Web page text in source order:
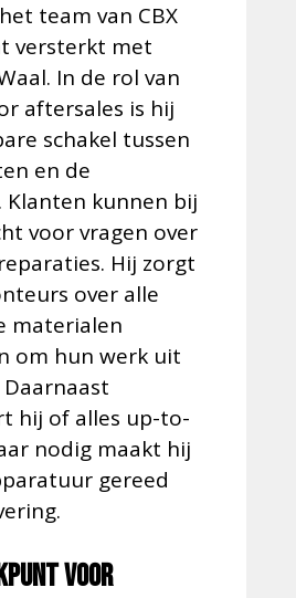
team van CBX
versterkt met
In de rol van
aftersales is hij
schakel tussen
en de
Klanten kunnen bij
voor vragen over
Hij zorgt
over alle
materialen
om hun werk uit
hij of alles up-to-
nodig maakt hij
gereed
voor